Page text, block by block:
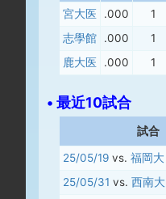
宮大医
.000 1
志學館
.000 1
鹿大医
.000 1
• 最近10試合
試合
25/05/19 vs. 福岡大
25/05/31 vs. 西南大